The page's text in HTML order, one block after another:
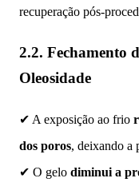
recuperação pós-
2.2. Fechamento
Oleosidade
✔ A exposição ao frio
dos poros, deixando a
✔ O gelo diminui a